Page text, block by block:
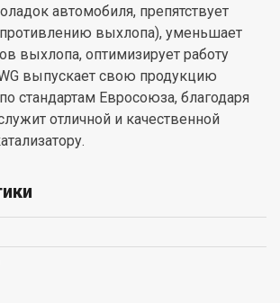
автомобиля, препятствует
выхлопа), уменьшает
выхлопа, оптимизирует работу
выпускает свою продукцию
стандартам Евросоюза, благодаря
отличной и качественной